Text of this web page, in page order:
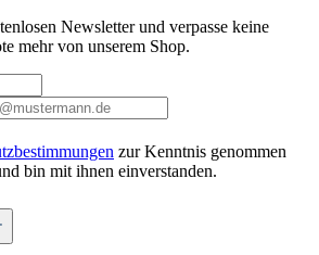
Newsletter und verpasse keine
mehr von unserem Shop.
zur Kenntnis genommen
bin mit ihnen einverstanden.